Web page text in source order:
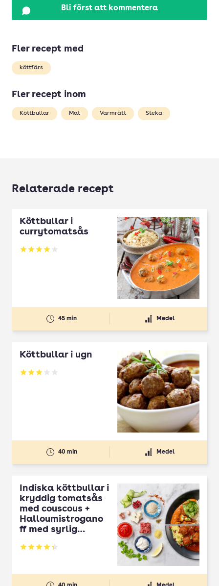
Bli först att kommentera
Fler recept med
köttfärs
Fler recept inom
Köttbullar Mat Varmrätt Steka
Relaterade recept
Köttbullar i
currytomatsås
Betyg: 3.94 av 5
45 min Medel
Köttbullar i ugn
Betyg: 3.01 av 5
40 min Medel
Indiska köttbullar i
kryddig tomatsås
med couscous +
Halloumistrogano
ff med syrlig
Betyg: 4.37 av 5